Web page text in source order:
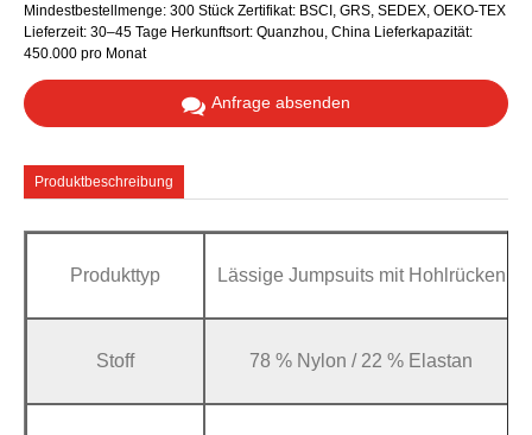
Mindestbestellmenge: 300 Stück Zertifikat: BSCI, GRS, SEDEX, OEKO-TEX
Lieferzeit: 30–45 Tage Herkunftsort: Quanzhou, China Lieferkapazität:
450.000 pro Monat
Anfrage absenden
Produktbeschreibung
Produkttyp Lässige Jumpsuits mit Hohlrücken
Stoff 78 % Nylon / 22 % Elastan